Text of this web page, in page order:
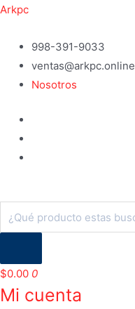
Ir
contenido
Arkpc
998-391-9033
ventas@arkpc.online
Nosotros
Búsqueda
de
$0.00 0
Mi cuenta